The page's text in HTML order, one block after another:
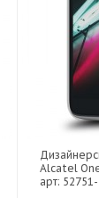
Alcatel
арт: